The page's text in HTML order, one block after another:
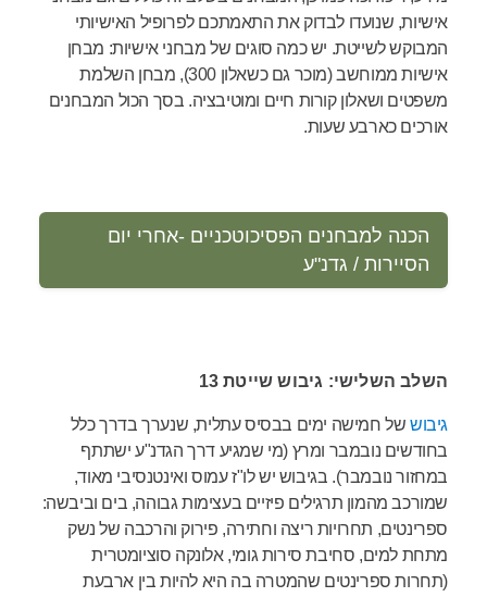
אישיות, שנועדו לבדוק את התאמתכם לפרופיל האישיותי
המבוקש לשייטת. יש כמה סוגים של מבחני אישיות: מבחן
אישיות ממוחשב (מוכר גם כשאלון 300), מבחן השלמת
משפטים ושאלון קורות חיים ומוטיבציה. בסך הכול המבחנים
אורכים כארבע שעות.
הכנה למבחנים הפסיכוטכניים -אחרי יום
הסיירות / גדנ"ע
השלב השלישי: גיבוש שייטת 13
גיבוש של חמישה ימים בבסיס עתלית, שנערך בדרך כלל
בחודשים נובמבר ומרץ (מי שמגיע דרך הגדנ"ע ישתתף
במחזור נובמבר). בגיבוש יש לו"ז עמוס ואינטנסיבי מאוד,
שמורכב מהמון תרגילים פיזיים בעצימות גבוהה, בים וביבשה:
ספרינטים, תחרויות ריצה וחתירה, פירוק והרכבה של נשק
מתחת למים, סחיבת סירות גומי, אלונקה סוציומטרית
(תחרות ספרינטים שהמטרה בה היא להיות בין ארבעת